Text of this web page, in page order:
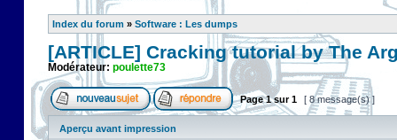
Index du forum » Software : Les dumps
[ARTICLE] Cracking tutorial by The
Modérateur: poulette73
Page1sur1 [ 8 message(s) ]
Aperçu avant impression